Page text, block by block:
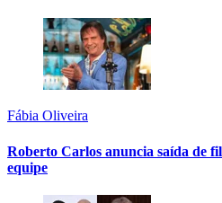
Fábia Oliveira
Roberto Carlos anuncia saída de
equipe